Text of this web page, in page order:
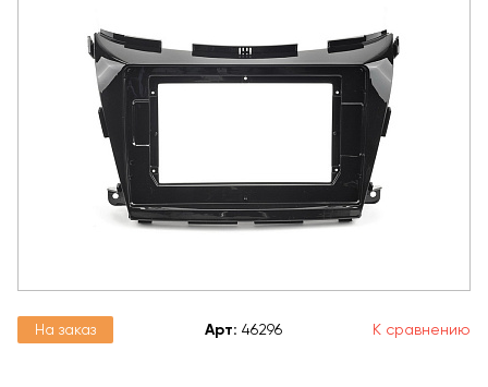
На заказ Арт: 46296 К сравнению